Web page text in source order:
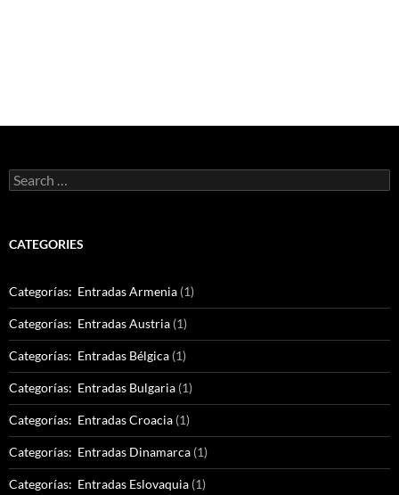
Search
for:
CATEGORIES
Categorías: Entradas Armenia (1)
Categorías: Entradas Austria (1)
Categorías: Entradas Bélgica (1)
Categorías: Entradas Bulgaria (1)
Categorías: Entradas Croacia (1)
Categorías: Entradas Dinamarca (1)
Categorías: Entradas Eslovaquia (1)